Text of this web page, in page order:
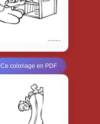
Ce coloriage en PDF